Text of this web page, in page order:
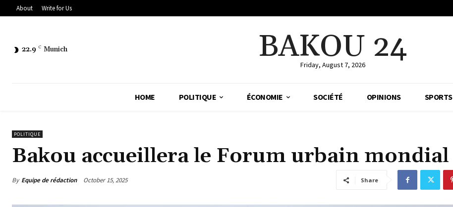
About Write for Us
22.9 C Munich BAKOU 24
Friday, August 7, 2026
HOME POLITIQUE ÉCONOMIE SOCIÉTÉ OPINIONS SPORTS
POLITIQUE
Bakou accueillera le Forum urbain mondial
By Equipe de rédaction October 15, 2025 Share